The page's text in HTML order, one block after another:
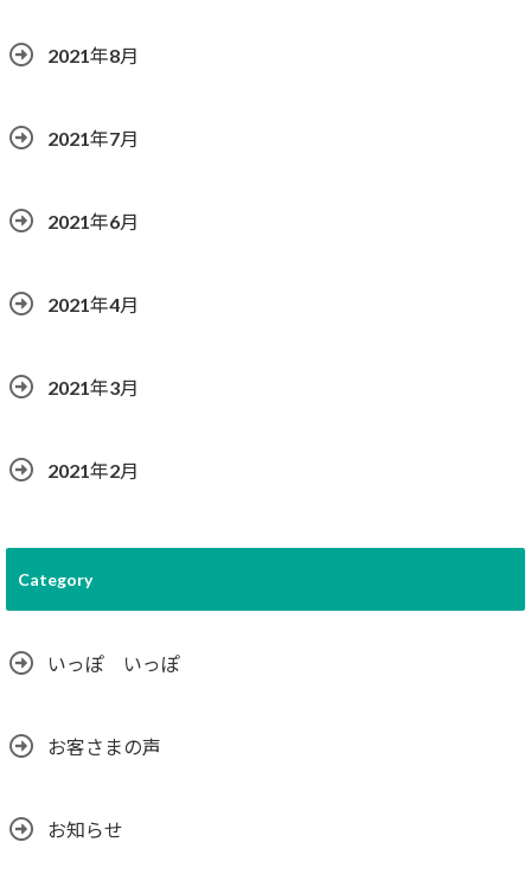
2021年8月
2021年7月
2021年6月
2021年4月
2021年3月
2021年2月
Category
いっぽ いっぽ
お客さまの声
お知らせ